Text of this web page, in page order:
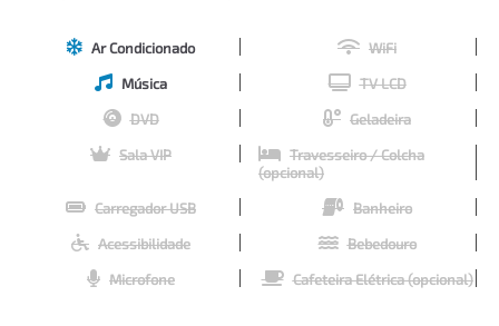
Ar Condicionado
WiFi
Música
TV LCD
DVD
Geladeira
Sala VIP
Travesseiro / Colcha
(opcional)
Carregador USB
Banheiro
Acessibilidade
Bebedouro
Microfone
Cafeteira Elétrica (opcional)